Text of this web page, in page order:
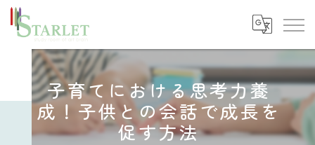
子育てにおける思考力養
成！子供との会話で成長を
促す方法